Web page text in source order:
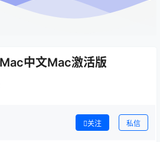
中文Mac激活版
关注 私信